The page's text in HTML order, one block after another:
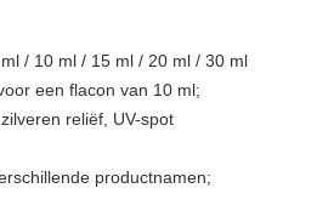
/ 10 ml / 15 ml / 20 ml / 30 ml
een flacon van 10 ml;
reliëf, UV-spot
productnamen;